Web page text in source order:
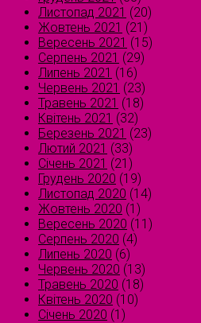
Листопад 2021 (20)
Жовтень 2021 (21)
Вересень 2021 (15)
Серпень 2021 (29)
Липень 2021 (16)
Червень 2021 (23)
Травень 2021 (18)
Квітень 2021 (32)
Березень 2021 (23)
Лютий 2021 (33)
Січень 2021 (21)
Грудень 2020 (19)
Листопад 2020 (14)
Жовтень 2020 (1)
Вересень 2020 (11)
Серпень 2020 (4)
Липень 2020 (6)
Червень 2020 (13)
Травень 2020 (18)
Квітень 2020 (10)
Січень 2020 (1)